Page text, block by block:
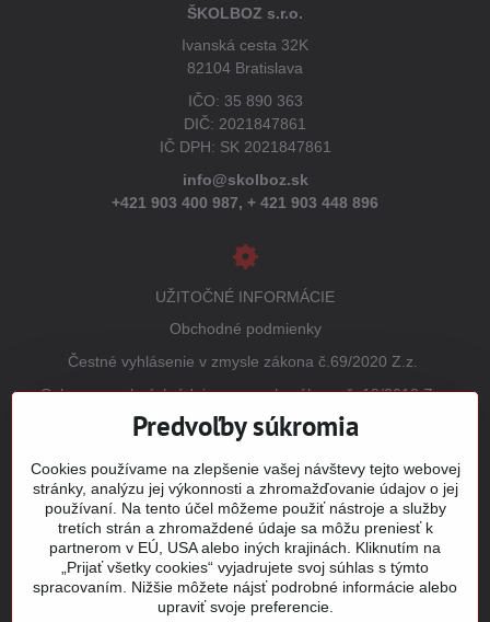
ŠKOLBOZ s.r.o.
Ivanská cesta 32K
82104 Bratislava
IČO: 35 890 363
DIČ: 2021847861
IČ DPH: SK 2021847861
info@skolboz.sk
+421 903 400 987, + 421 903 448 896
UŽITOČNÉ INFORMÁCIE
Obchodné podmienky
Čestné vyhlásenie v zmysle zákona č.69/2020 Z.z.
Ochrana osobných údajov v zmysle zákona č. 18/2018 Z.z.
(GDPR)
Vrátenie tovaru
Tabuľky veľkostí
Šitie a potlač odevov
Mapa stránky
Predvoľby súkromia
Cookies používame na zlepšenie vašej návštevy tejto webovej
stránky, analýzu jej výkonnosti a zhromažďovanie údajov o jej
používaní. Na tento účel môžeme použiť nástroje a služby
tretích strán a zhromaždené údaje sa môžu preniesť k
partnerom v EÚ, USA alebo iných krajinách. Kliknutím na
„Prijať všetky cookies“ vyjadrujete svoj súhlas s týmto
spracovaním. Nižšie môžete nájsť podrobné informácie alebo
upraviť svoje preferencie.